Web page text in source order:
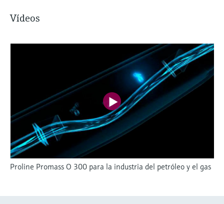
Vídeos
Proline Promass O 300 para la industria del petróleo y el gas